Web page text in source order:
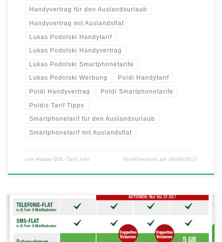
Handyvertrag für den Auslandsurlaub
Handyvertrag mit Auslandsflat
Lukas Podolski Handytarif
Lukas Podolski Handyvertrag
Lukas Podolski Smartphonetarife
Lukas Podolski Werbung Poldi Handytarif
Poldi Handyvertrag Poldi Smartphonetarife
Poldis Tarif Tipps
Smartphonetarif für den Auslandsurlaub
Smartphonetarif mit Auslandsflat
von Handy-DSL-Tarif.Info Veröffentlicht am04/04/2017
Neu und nur bis 31.03: smartmobil.de Allnetflat LTE Pro Handyvertrag